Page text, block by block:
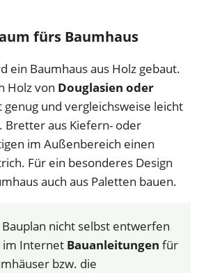
fürs Baumhaus
ein Baumhaus aus Holz gebaut.
Holz von Douglasien oder
genug und vergleichsweise leicht
Bretter aus Kiefern- oder
im Außenbereich einen
Für ein besonderes Design
auch aus Paletten bauen.
nicht selbst entwerfen
im Internet Bauanleitungen für
bzw. die